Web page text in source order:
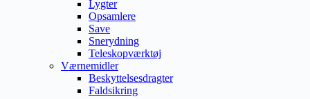
Lygter
Opsamlere
Save
Snerydning
Teleskopværktøj
Værnemidler
Beskyttelsesdragter
Faldsikring